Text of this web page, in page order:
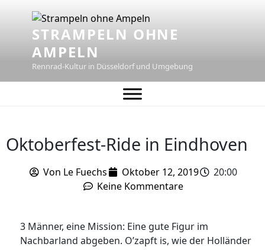
STRAMPELN OHNE
AMPELN
Rennrad-Kultur in Düsseldorf und Umgebung
Oktoberfest-Ride in Eindhoven
Von Le Fuechs Oktober 12, 2019
20:00
Keine Kommentare
3 Männer, eine Mission: Eine gute Figur im
Nachbarland abgeben. O’zapft is, wie der Holländer